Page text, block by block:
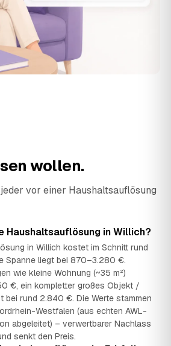
wollen.
vor einer Haushaltsauflösung
Haushaltsauflösung in Willich?
in Willich kostet im Schnitt rund
Spanne liegt bei 870–3.280 €.
wie kleine Wohnung (~35 m²)
€, ein kompletter großes Objekt /
bei rund 2.840 €. Die Werte stammen
Westfalen (aus echten AWL-
abgeleitet) – verwertbarer Nachlass
senkt den Preis.